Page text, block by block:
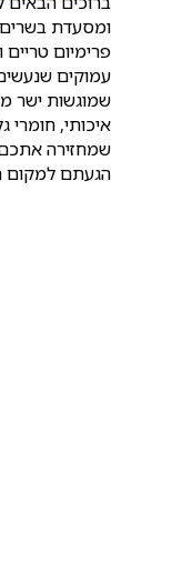
ומסעדת
פרימיום
עמוקים
שמוגשות ישר
איכותי, חומרי
שמחזירה
הגעתם למקום